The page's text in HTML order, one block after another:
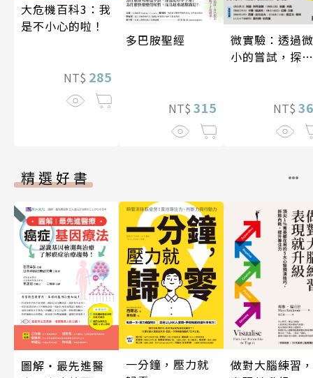
大危機百科3：我
是不小心的啦！
NT$ 285
多巴胺聖經
NT$ 315
微實驗：透過微
小的嘗試，探索
NT$
精選好書
圖解‧最先進醫
一分鐘，壓力就
做對大腦練習，